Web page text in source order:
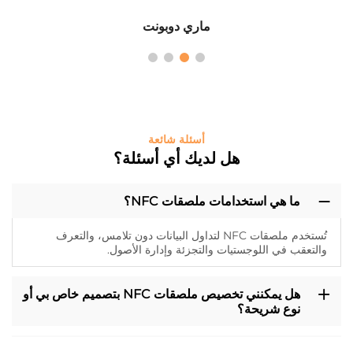
ماري دوبونت
أسئلة شائعة
هل لديك أي أسئلة؟
ما هي استخدامات ملصقات NFC؟
تُستخدم ملصقات NFC لتداول البيانات دون تلامس، والتعرف
والتعقب في اللوجستيات والتجزئة وإدارة الأصول.
هل يمكنني تخصيص ملصقات NFC بتصميم خاص بي أو
نوع شريحة؟